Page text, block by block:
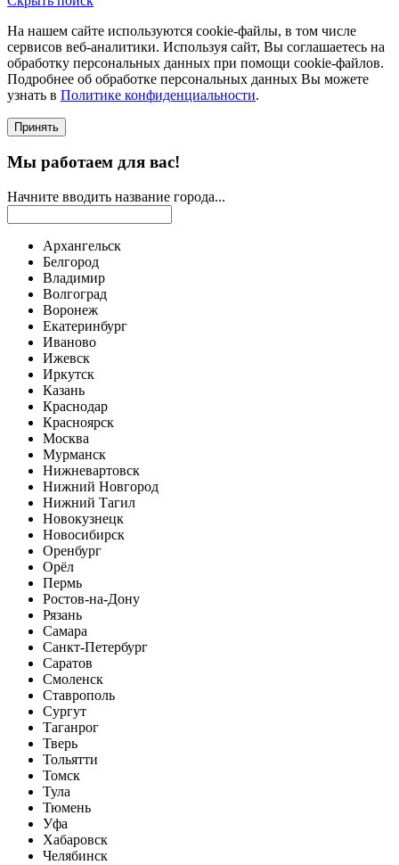
На нашем сайте используются соokie-файлы, в том числе
сервисов веб-аналитики. Используя сайт, Вы соглашаетесь на
обработку персональных данных при помощи cookie-файлов.
Подробнее об обработке персональных данных Вы можете
узнать в Политике конфиденциальности.
Принять
Мы работаем для вас!
Начните вводить название города...
Архангельск
Белгород
Владимир
Волгоград
Воронеж
Екатеринбург
Иваново
Ижевск
Иркутск
Казань
Краснодар
Красноярск
Москва
Мурманск
Нижневартовск
Нижний Новгород
Нижний Тагил
Новокузнецк
Новосибирск
Оренбург
Орёл
Пермь
Ростов-на-Дону
Рязань
Самара
Санкт-Петербург
Саратов
Смоленск
Ставрополь
Сургут
Таганрог
Тверь
Тольятти
Томск
Тула
Тюмень
Уфа
Хабаровск
Челябинск